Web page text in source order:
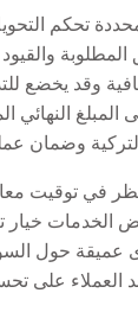
تحكم
يتجاوز 5000 دولار
التركية وضمان
في توقيت
الخدمات
العملاء على